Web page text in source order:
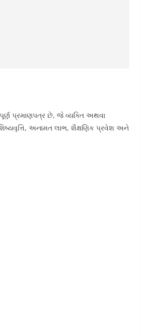
પ્રમાણપત્ર છે, જે વ્યક્તિ અથવા
અનામત લાભ, શૈક્ષણિક પ્રવેશ અને